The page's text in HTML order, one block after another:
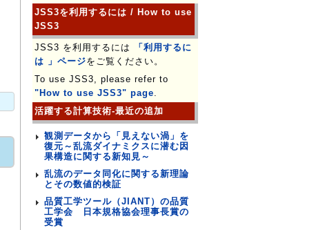
JSS3を利用するには / How to use
JSS3
JSS3 を利用するには
「利用するに
は 」ページをご覧ください。
To use JSS3, please refer to
"How to use JSS3" page.
活躍する計算技術-最近の追加
観測データから「見えない渦」を
復元～乱流ダイナミクスに潜む因
果構造に関する新知見～
乱流のデータ同化に関する新理論
とその数値的検証
品質工学ツール（JIANT）の品質
工学会 日本規格協会理事長賞の
受賞